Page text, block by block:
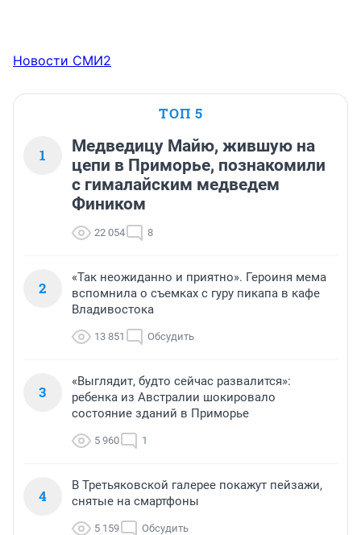
Новости СМИ2
ТОП 5
1
Медведицу Майю, жившую на
цепи в Приморье, познакомили
с гималайским медведем
Фиником
22 054 8
2
«Так неожиданно и приятно». Героиня мема
вспомнила о съемках с гуру пикапа в кафе
Владивостока
13 851 Обсудить
3
«Выглядит, будто сейчас развалится»:
ребенка из Австралии шокировало
состояние зданий в Приморье
5 960 1
4
В Третьяковской галерее покажут пейзажи,
снятые на смартфоны
5 159 Обсудить